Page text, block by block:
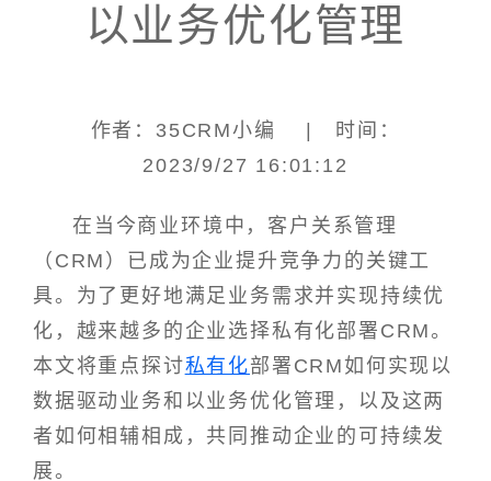
以业务优化管理
作者：35CRM小编 | 时间：
2023/9/27 16:01:12
在当今商业环境中，客户关系管理
（CRM）已成为企业提升竞争力的关键工
具。为了更好地满足业务需求并实现持续优
化，越来越多的企业选择私有化部署CRM。
本文将重点探讨私有化部署CRM如何实现以
数据驱动业务和以业务优化管理，以及这两
者如何相辅相成，共同推动企业的可持续发
展。